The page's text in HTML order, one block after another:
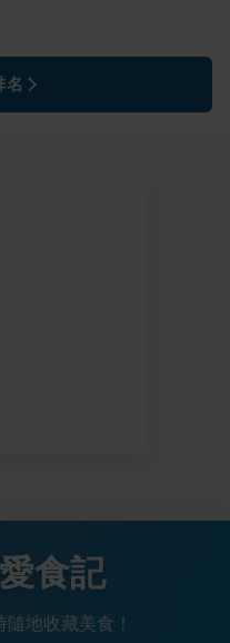
名
食記
地收藏美食！